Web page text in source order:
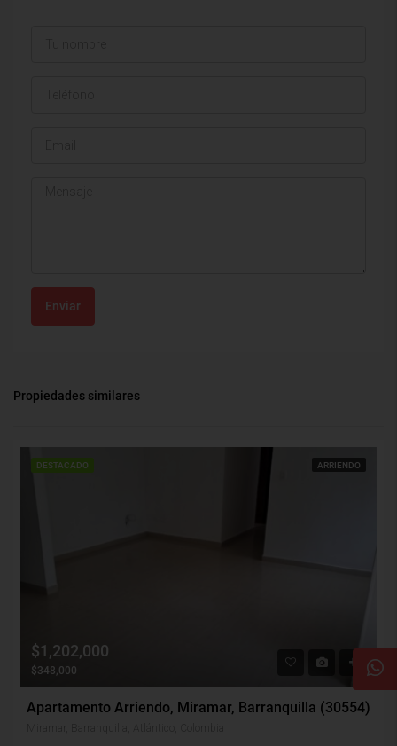
Enviar
Propiedades similares
DESTACADO ARRIENDO
$1,202,000
$348,000
Apartamento Arriendo, Miramar, Barranquilla (30554)